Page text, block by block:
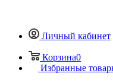
Личный кабинет
Корзина0
Избранные